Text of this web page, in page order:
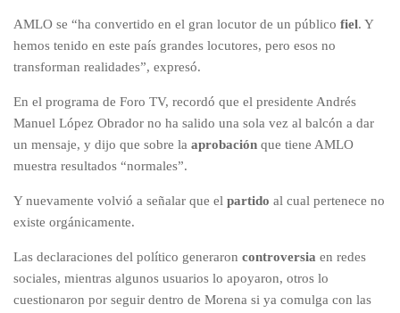
AMLO se “ha convertido en el gran locutor de un público fiel. Y
hemos tenido en este país grandes locutores, pero esos no
transforman realidades”, expresó.
En el programa de Foro TV, recordó que el presidente Andrés
Manuel López Obrador no ha salido una sola vez al balcón a dar
un mensaje, y dijo que sobre la aprobación que tiene AMLO
muestra resultados “normales”.
Y nuevamente volvió a señalar que el partido al cual pertenece no
existe orgánicamente.
Las declaraciones del político generaron controversia en redes
sociales, mientras algunos usuarios lo apoyaron, otros lo
cuestionaron por seguir dentro de Morena si ya comulga con las